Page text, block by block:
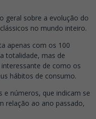
geral sobre a evolução do
no mundo inteiro.
apenas com os 100
totalidade, mas de
de como os
hábitos de consumo.
e números, que indicam se
relação ao ano passado,